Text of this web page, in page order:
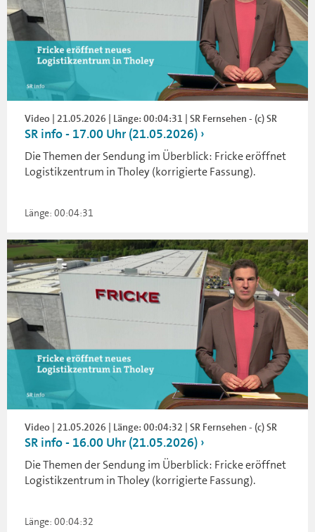
Video | 21.05.2026 | Länge: 00:04:31 | SR Fernsehen - (c) SR
SR info - 17.00 Uhr (21.05.2026)
Die Themen der Sendung im Überblick: Fricke eröffnet
Logistikzentrum in Tholey (korrigierte Fassung).
Länge: 00:04:31
Video | 21.05.2026 | Länge: 00:04:32 | SR Fernsehen - (c) SR
SR info - 16.00 Uhr (21.05.2026)
Die Themen der Sendung im Überblick: Fricke eröffnet
Logistikzentrum in Tholey (korrigierte Fassung).
Länge: 00:04:32